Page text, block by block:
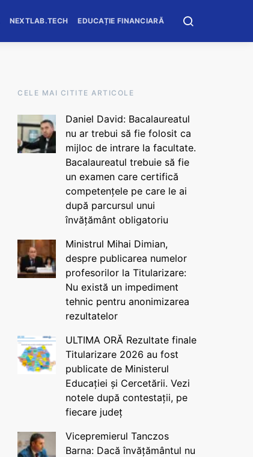
NEXTLAB.TECH EDUCAȚIE FINANCIARĂ
CELE MAI CITITE ARTICOLE
Daniel David: Bacalaureatul
nu ar trebui să fie folosit ca
mijloc de intrare la facultate.
Bacalaureatul trebuie să fie
un examen care certifică
competențele pe care le ai
după parcursul unui
învățământ obligatoriu
Ministrul Mihai Dimian,
despre publicarea numelor
profesorilor la Titularizare:
Nu există un impediment
tehnic pentru anonimizarea
rezultatelor
ULTIMA ORĂ Rezultate finale
Titularizare 2026 au fost
publicate de Ministerul
Educației și Cercetării. Vezi
notele după contestații, pe
fiecare județ
Vicepremierul Tanczos
Barna: Dacă învățământul nu